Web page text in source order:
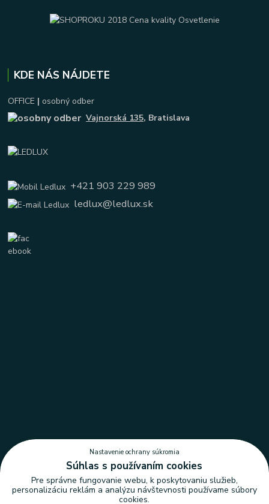
KDE NÁS NÁJDETE
OFFICE | osobný odber
Vajnorská 135, Bratislava
+421 903 229 989
ledlux@ledlux.sk
Nastavenie ochrany súkromia
Súhlas s používaním cookies
Pre správne fungovanie webu, k poskytovaniu služieb,
personalizáciu reklám a analýzu návštevnosti používame súbory
cookies.